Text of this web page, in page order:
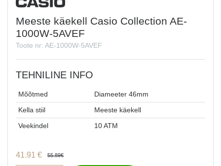
Meeste käekell Casio Collection AE-
1000W-5AVEF
Toote nr: AE-1000W-5AVEF
TEHNILINE INFO
Mõõtmed
Diameeter 46mm
Kella stiil
Meeste käekell
Veekindel
10 ATM
55.89€
41.91 €